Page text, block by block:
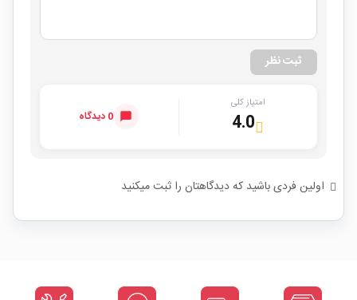
ثبت نظر
امتیاز کلی
4.0 0 دیدگاه
اولین فردی باشید که دیدگاهتان را ثبت میکنید